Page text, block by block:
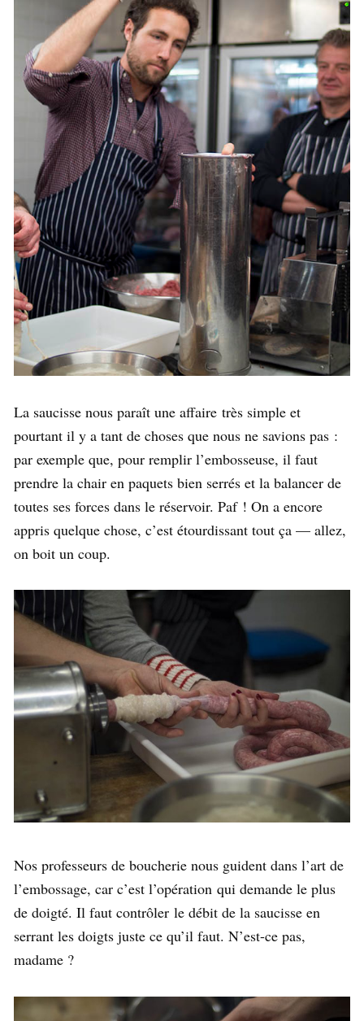
La saucisse nous paraît une affaire très simple et
pourtant il y a tant de choses que nous ne savions pas :
par exemple que, pour remplir l’embosseuse, il faut
prendre la chair en paquets bien serrés et la balancer de
toutes ses forces dans le réservoir. Paf ! On a encore
appris quelque chose, c’est étourdissant tout ça — allez,
on boit un coup.
Nos professeurs de boucherie nous guident dans l’art de
l’embossage, car c’est l’opération qui demande le plus
de doigté. Il faut contrôler le débit de la saucisse en
serrant les doigts juste ce qu’il faut. N’est-ce pas,
madame ?